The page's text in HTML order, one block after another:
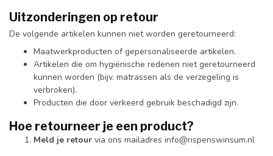
Uitzonderingen op retour
De volgende artikelen kunnen niet worden geretourneerd:
Maatwerkproducten of gepersonaliseerde artikelen.
Artikelen die om hygiënische redenen niet geretourneerd
kunnen worden (bijv. matrassen als de verzegeling is
verbroken).
Producten die door verkeerd gebruik beschadigd zijn.
Hoe retourneer je een product?
Meld je retour via ons mailadres info@rispenswinsum.nl